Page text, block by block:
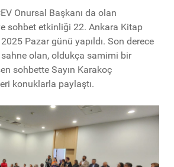
Onursal Başkanı da olan
sohbet etkinliği 22. Ankara Kitap
Pazar günü yapıldı. Son derece
sahne olan, oldukça samimi bir
sohbette Sayın Karakoç
konuklarla paylaştı.